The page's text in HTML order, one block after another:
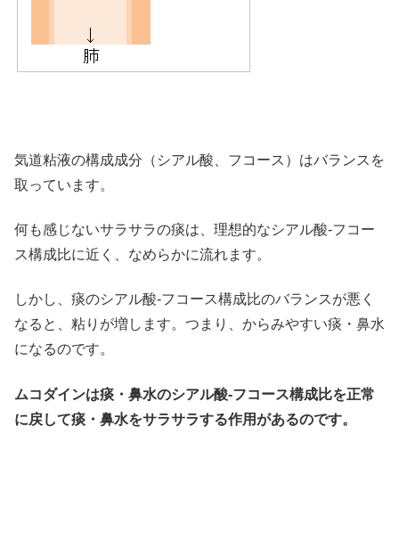
気道粘液の構成成分（シアル酸、フコース）はバランスを
取っています。
何も感じないサラサラの痰は、理想的なシアル酸-フコー
ス構成比に近く、なめらかに流れます。
しかし、痰のシアル酸-フコース構成比のバランスが悪く
なると、粘りが増します。つまり、からみやすい痰・鼻水
になるのです。
ムコダインは痰・鼻水のシアル酸-フコース構成比を正常
に戻して痰・鼻水をサラサラする作用があるのです。